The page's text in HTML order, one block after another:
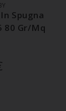
Spugna
80 Gr/mq